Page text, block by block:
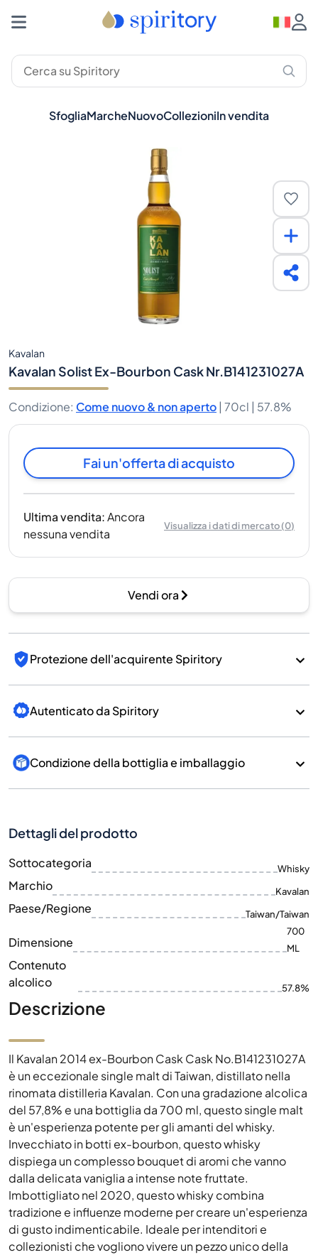
SfogliaMarcheNuovoCollezioniIn vendita
Kavalan
Kavalan Solist Ex-Bourbon Cask Nr.B141231027A
Condizione: Come nuovo & non aperto | 70cl | 57.8%
Fai un'offerta di acquisto
Ultima vendita:Ancora
nessuna vendita
Visualizza i dati di mercato(0)
Vendi ora
Protezione dell'acquirente Spiritory
Autenticato da Spiritory
Condizione della bottiglia e imballaggio
Dettagli del prodotto
Sottocategoria Whisky
Marchio Kavalan
Paese/Regione Taiwan/Taiwan
Dimensione
700
ML
Contenuto
alcolico
57.8%
Descrizione
Il Kavalan 2014 ex-Bourbon Cask Cask No.B141231027A
è un eccezionale single malt di Taiwan, distillato nella
rinomata distilleria Kavalan. Con una gradazione alcolica
del 57,8% e una bottiglia da 700 ml, questo single malt
è un'esperienza potente per gli amanti del whisky.
Invecchiato in botti ex-bourbon, questo whisky
dispiega un complesso bouquet di aromi che vanno
dalla delicata vaniglia a intense note fruttate.
Imbottigliato nel 2020, questo whisky combina
tradizione e influenze moderne per creare un'esperienza
di gusto indimenticabile. Ideale per intenditori e
collezionisti che vogliono vivere un pezzo unico della